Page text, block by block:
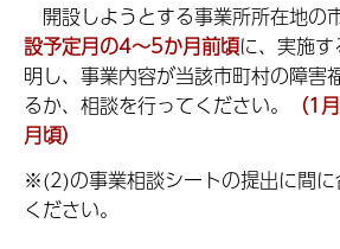
開設しようとする事業所所在地の
設予定月の4～5か月前頃に、実施
明し、事業内容が当該市町村の障害
るか、相談を行ってください。
（1
月頃）
※(2)の事業相談シートの提出に間に
ください。